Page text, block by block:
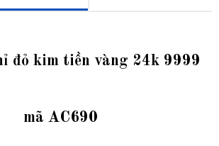
đỏ kim tiền vàng 24k 9999
mã AC690